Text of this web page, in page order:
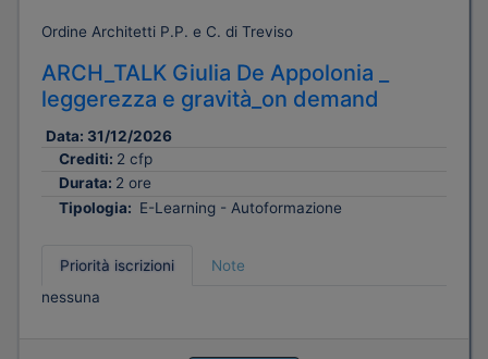
Ordine Architetti P.P. e C. di Treviso
ARCH_TALK Giulia De Appolonia _
leggerezza e gravità_on demand
Data: 31/12/2026
Crediti: 2 cfp
Durata: 2 ore
Tipologia: E-Learning - Autoformazione
Priorità iscrizioni
Note
nessuna